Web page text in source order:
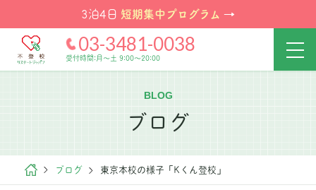
3泊4日 短期集中プログラム →
03-3481-0038
受付時間:月～土 9:00～20:00
BLOG
ブログ
ブログ 東京本校の様子「Kくん登校」